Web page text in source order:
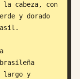
cabeza, con
y dorado
largo y